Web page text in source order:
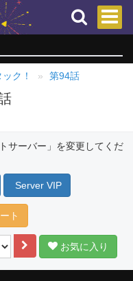
ク！ 第94話
サーバー」を変更してくだ
Server VIP
ト
お気に入り